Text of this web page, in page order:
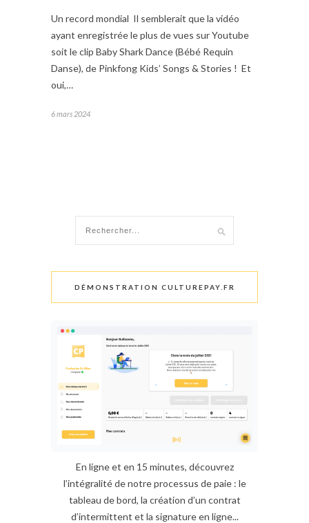
Un record mondial Il semblerait que la vidéo
ayant enregistrée le plus de vues sur Youtube
soit le clip Baby Shark Dance (Bébé Requin
Danse), de Pinkfong Kids’ Songs & Stories ! Et
oui,…
6 mars 2024
DÉMONSTRATION CULTUREPAY.FR
En ligne et en 15 minutes, découvrez
l’intégralité de notre processus de paie : le
tableau de bord, la création d’un contrat
d’intermittent et la signature en ligne...